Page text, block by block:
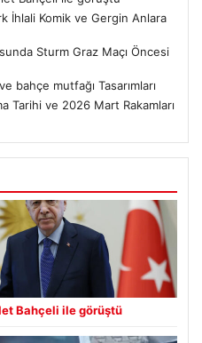
İhlali Komik ve Gergin Anlara
Sturm Graz Maçı Öncesi
bahçe mutfağı Tasarımları
Tarihi ve 2026 Mart Rakamları
Bahçeli ile görüştü